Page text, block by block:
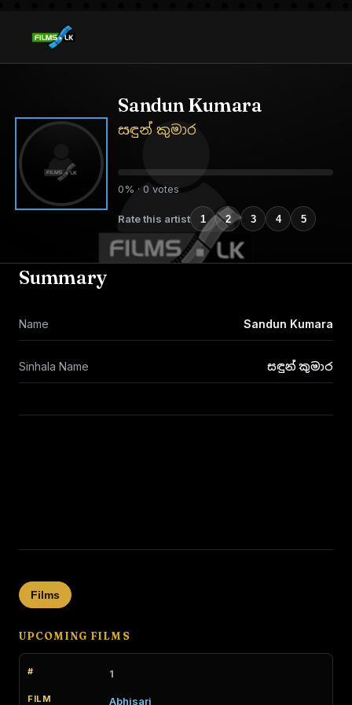
Sandun Kumara
සඳුන් කුමාර
0% · 0 votes
Rate this artist 1 2 3 4 5
Summary
Name Sandun Kumara
Sinhala Name සඳුන් කුමාර
Films
UPCOMING FILMS
1
Abhisari